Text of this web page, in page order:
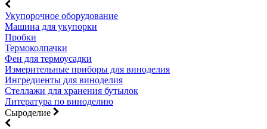
Укупорочное оборудование
Машина для укупорки
Пробки
Термоколпачки
Фен для термоусадки
Измерительные приборы для виноделия
Ингредиенты для виноделия
Стеллажи для хранения бутылок
Литература по виноделию
Сыроделие